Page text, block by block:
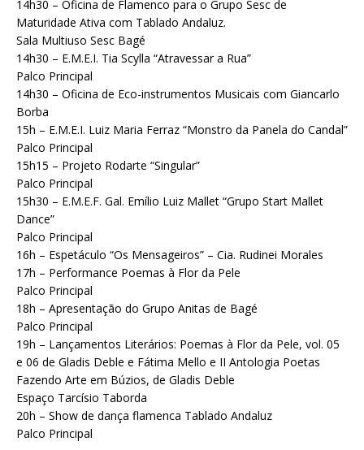
14h30 – Oficina de Flamenco para o Grupo Sesc de
Maturidade Ativa com Tablado Andaluz.
Sala Multiuso Sesc Bagé
14h30 – E.M.E.I. Tia Scylla “Atravessar a Rua”
Palco Principal
14h30 – Oficina de Eco-instrumentos Musicais com Giancarlo
Borba
15h – E.M.E.I. Luiz Maria Ferraz “Monstro da Panela do Candal”
Palco Principal
15h15 – Projeto Rodarte “Singular”
Palco Principal
15h30 – E.M.E.F. Gal. Emílio Luiz Mallet “Grupo Start Mallet
Dance”
Palco Principal
16h – Espetáculo “Os Mensageiros” – Cia. Rudinei Morales
17h – Performance Poemas à Flor da Pele
Palco Principal
18h – Apresentação do Grupo Anitas de Bagé
Palco Principal
19h – Lançamentos Literários: Poemas à Flor da Pele, vol. 05
e 06 de Gladis Deble e Fátima Mello e II Antologia Poetas
Fazendo Arte em Búzios, de Gladis Deble
Espaço Tarcísio Taborda
20h – Show de dança flamenca Tablado Andaluz
Palco Principal